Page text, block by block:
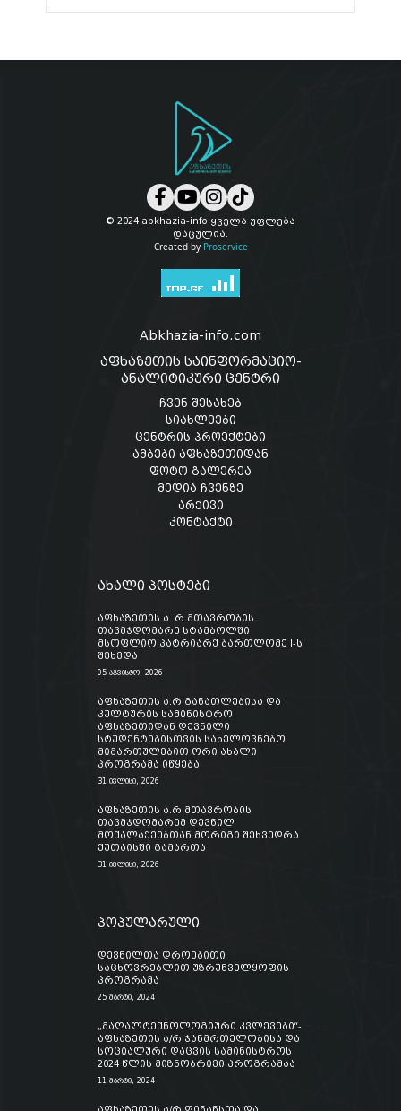
© 2024 abkhazia-info ყველა უფლება
დაცულია.
Created by Proservice
Abkhazia-info.com
აფხაზეთის საინფორმაციო-
ანალიტიკური ცენტრი
ჩვენ შესახებ
სიახლეები
ცენტრის პროექტები
ამბები აფხაზეთიდან
ფოტო გალერეა
მედია ჩვენზე
არქივი
კონტაქტი
ახალი პოსტები
აფხაზეთის ა. რ მთავრობის
თავმჯდომარე სტამბოლში
მსოფლიო პატრიარქ ბართლომე I-ს
შეხვდა
05 აგვისტო, 2026
აფხაზეთის ა.რ განათლებისა და
კულტურის სამინისტრო
აფხაზეთიდან დევნილი
სტუდენტებისთვის სახელოვნებო
მიმართულებით ორი ახალი
პროგრამა იწყება
31 ივლისი, 2026
აფხაზეთის ა.რ მთავრობის
თავმჯდომარემ დევნილ
მოქალაქეებთან მორიგი შეხვედრა
ქუთაისში გამართა
31 ივლისი, 2026
პოპულარული
დევნილთა დროებითი
საცხოვრებლით უზრუნველყოფის
პროგრამა
25 მარტი, 2024
„მაღალტექნოლოგიური კვლევები“-
აფხაზეთის ა/რ ჯანმრთელობისა და
სოციალური დაცვის სამინისტროს
2024 წლის მიზნობრივი პროგრამაა
11 მარტი, 2024